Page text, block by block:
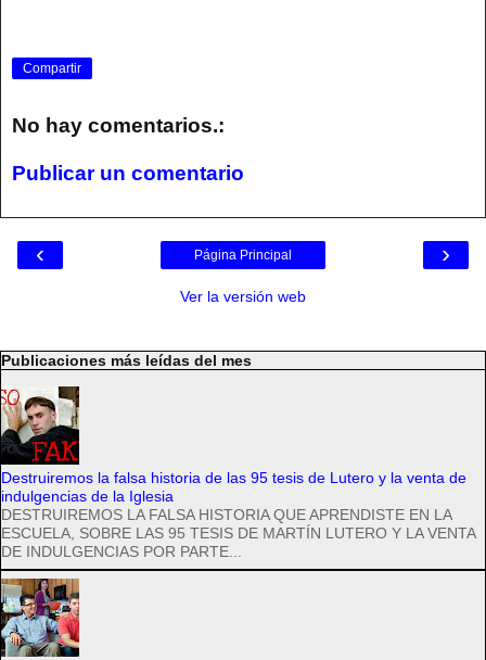
Compartir
No hay comentarios.:
Publicar un comentario
‹ ›
Página Principal
Ver la versión web
Publicaciones más leídas del mes
Destruiremos la falsa historia de las 95 tesis de Lutero y la venta de
indulgencias de la Iglesia
DESTRUIREMOS LA FALSA HISTORIA QUE APRENDISTE EN LA
ESCUELA, SOBRE LAS 95 TESIS DE MARTÍN LUTERO Y LA VENTA
DE INDULGENCIAS POR PARTE...